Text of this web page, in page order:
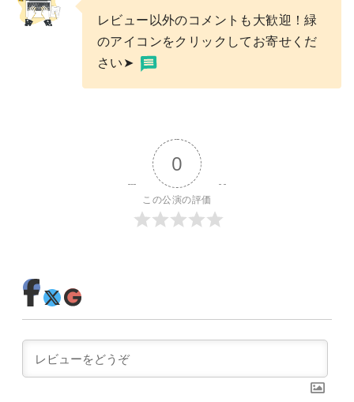
レビュー以外のコメントも大歓迎！緑
のアイコンをクリックしてお寄せくだ
さい➤
0
この公演の評価